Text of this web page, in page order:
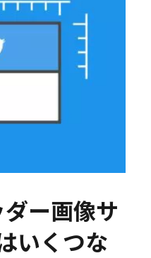
ー画像サ
いくつな